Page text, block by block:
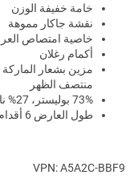
خامة خفيفة الوزن
نقشة جاكار مموهة
خاصية امتصاص
أكمام رغلان
مزين بشعار
منتصف الظهر
73% بوليستر، 27% نايلون
طول العارض 6 أقدام و0 بوصة/ 182 سم ويرتدي مقاس M
VPN: A5A2C-BBF9